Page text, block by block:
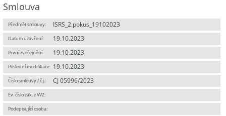
Smlouva
Předmět smlouvy: ISRS_2.pokus_19102023
Datum uzavření: 19.10.2023
První zveřejnění: 19.10.2023
Poslední modifikace: 19.10.2023
Číslo smlouvy / č.j.: CJ 05996/2023
Ev. číslo zak. z VVZ:
Podepisující osoba: